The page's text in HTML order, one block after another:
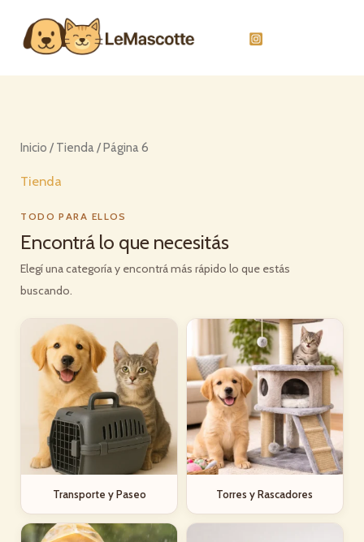
contenido
Inicio / Tienda/ Página 6
Tienda
TODO PARA ELLOS
Encontrá lo que necesitás
Elegí una categoría y encontrá más rápido lo que estás
buscando.
Transporte y Paseo Torres y Rascadores